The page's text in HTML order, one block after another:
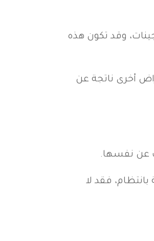
وقد تكون هذه
أخرى ناتجة عن
عن نفسها.
فقد لا